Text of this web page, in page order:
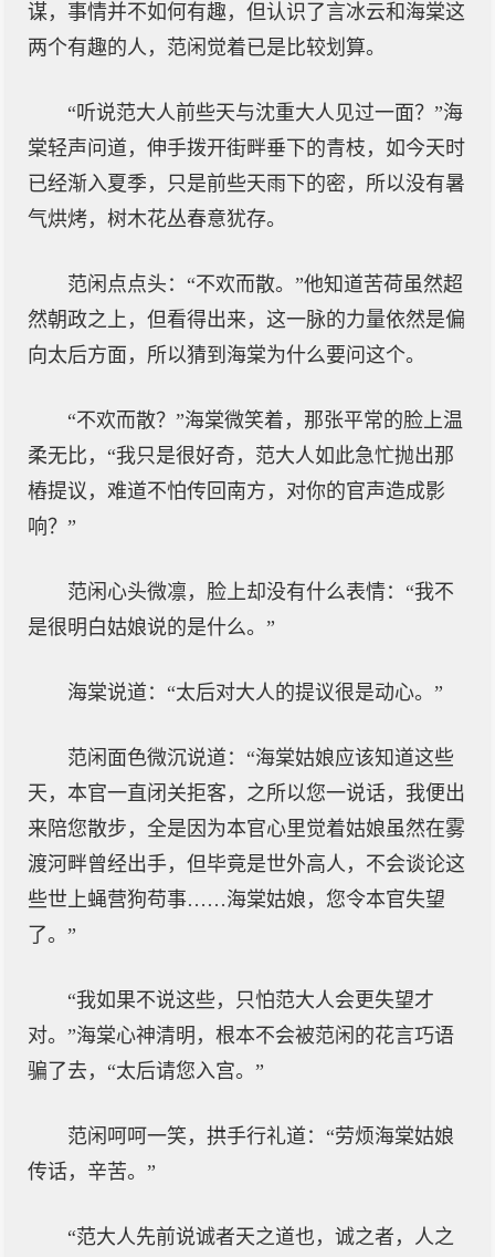
谋，事情并不如何有趣，但认识了言冰云和海棠这
两个有趣的人，范闲觉着已是比较划算。
“听说范大人前些天与沈重大人见过一面？”海
棠轻声问道，伸手拨开街畔垂下的青枝，如今天时
已经渐入夏季，只是前些天雨下的密，所以没有暑
气烘烤，树木花丛春意犹存。
范闲点点头：“不欢而散。”他知道苦荷虽然超
然朝政之上，但看得出来，这一脉的力量依然是偏
向太后方面，所以猜到海棠为什么要问这个。
“不欢而散？”海棠微笑着，那张平常的脸上温
柔无比，“我只是很好奇，范大人如此急忙抛出那
樁提议，难道不怕传回南方，对你的官声造成影
响？”
范闲心头微凛，脸上却没有什么表情：“我不
是很明白姑娘说的是什么。”
海棠说道：“太后对大人的提议很是动心。”
范闲面色微沉说道：“海棠姑娘应该知道这些
天，本官一直闭关拒客，之所以您一说话，我便出
来陪您散步，全是因为本官心里觉着姑娘虽然在雾
渡河畔曾经出手，但毕竟是世外高人，不会谈论这
些世上蝇营狗苟事……海棠姑娘，您令本官失望
了。”
“我如果不说这些，只怕范大人会更失望才
对。”海棠心神清明，根本不会被范闲的花言巧语
骗了去，“太后请您入宫。”
范闲呵呵一笑，拱手行礼道：“劳烦海棠姑娘
传话，辛苦。”
“范大人先前说诚者天之道也，诚之者，人之